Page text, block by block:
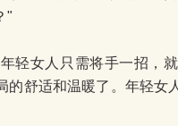
"
女人只需将手一招，就
的舒适和温暖了。年轻女